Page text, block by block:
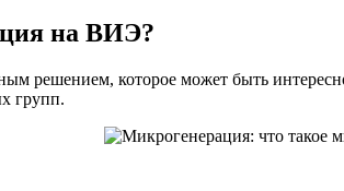
на ВИЭ?
решением, которое может быть
групп.